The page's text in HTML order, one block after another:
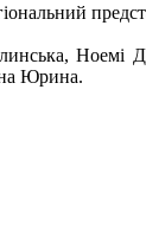
Ноемі
Юрина.